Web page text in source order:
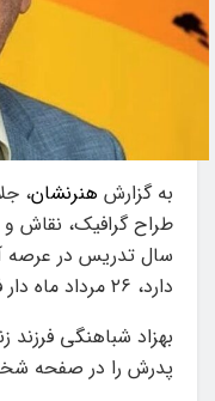
به گزارش هنرنشان،
سال تدریس در عرصه
دارد، ۲۶ مرداد ماه دار فانی را وداع گفت.
بهزاد شباهنگی
پدرش را در صفحه